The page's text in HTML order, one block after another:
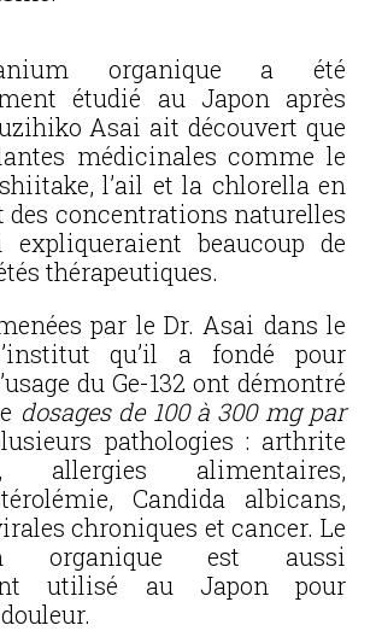
organique a été
étudié au Japon après
Asai ait découvert que
médicinales comme le
l’ail et la chlorella en
concentrations naturelles
expliqueraient beaucoup de
thérapeutiques.
par le Dr. Asai dans le
qu’il a fondé pour
du Ge-132 ont démontré
dosages de 100 à 300 mg par
pathologies : arthrite
allergies alimentaires,
Candida albicans,
chroniques et cancer. Le
organique est aussi
utilisé au Japon pour